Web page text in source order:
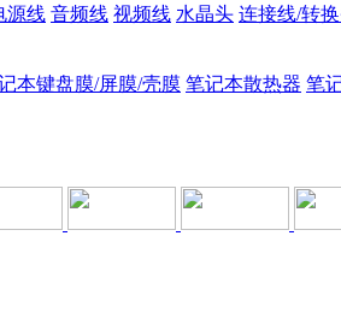
源线 音频线 视频线 水晶头 连接线/转
本键盘膜/屏膜/壳膜 笔记本散热器 笔